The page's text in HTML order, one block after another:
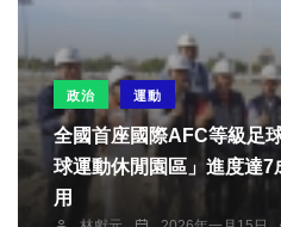
政治 運動
全國首座國際AFC等級足
球運動休閒園區」進度達
用